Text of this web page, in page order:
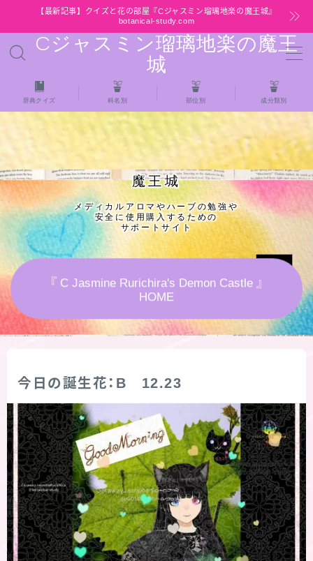
【最新記事】クイズと花の部屋『Cジャスミン瑠璃地楽の魔王城』
botanical-study.com
Cジャスミン瑠璃地楽の魔王
城
MENU
HOME
【最新】クイズと花の部屋
★全種/アロマハーブスパイス基材 プチ辞典ク
イズ＆プチ辞典
★アロマ検定＋αクイズ
★アロマハーブ傾向チェック
秘密部屋
お知らせ
公式ウェブサイト『Botanical Study』
Cジャスミン瑠璃地楽の主な活動先リンク集
プロフィール
辞典クイズ 科名別 部位別 成分類別
魔王城
メディカルアロマやハーブの勉強や
安全に使用購入するための
サポートサイト
『 C Jasmine Rurichira's Demon Castle 』
HOME
今日の誕生花：B 12.23